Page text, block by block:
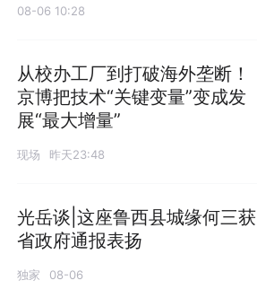
08-06 10:28
从校办工厂到打破海外垄断！
京博把技术“关键变量”变成发
展“最大增量”
现场 昨天23:48
光岳谈|这座鲁西县城缘何三获
省政府通报表扬
独家 08-06